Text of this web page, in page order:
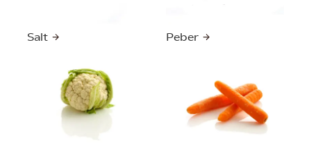
Salt Peber